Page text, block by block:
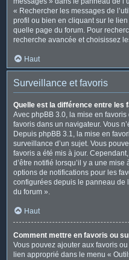
« Rechercher les messages de
profil ou bien en cliquant sur le
quelle page du forum. Pour
recherche avancée et choisissez
Haut
Surveillance et favoris
Quelle est la différence entre les
Avec phpBB 3.0, la mise en
favoris dans un navigateur. Vous
Depuis phpBB 3.1, la mise en
surveillance d’un sujet. Vous
favoris a été mis à jour.
d’être notifié lorsqu’il y a une
options de notifications pour les
configurées depuis le panneau de
du forum ».
Haut
Comment mettre en favoris ou
Vous pouvez ajouter aux favoris
lien approprié dans le menu «